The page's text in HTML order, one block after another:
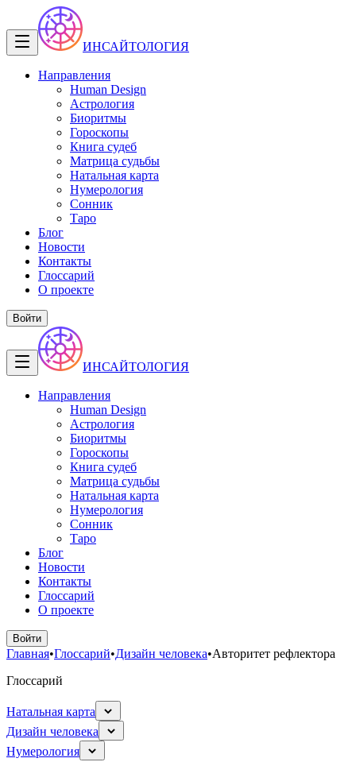
ИНСАЙТОЛОГИЯ
Направления
Human Design
Астрология
Биоритмы
Гороскопы
Книга судеб
Матрица судьбы
Натальная карта
Нумерология
Сонник
Таро
Блог
Новости
Контакты
Глоссарий
О проекте
Войти
ИНСАЙТОЛОГИЯ
Направления
Human Design
Астрология
Биоритмы
Гороскопы
Книга судеб
Матрица судьбы
Натальная карта
Нумерология
Сонник
Таро
Блог
Новости
Контакты
Глоссарий
О проекте
Войти
Главная•Глоссарий•Дизайн человека•Авторитет рефлектора
Глоссарий
Натальная карта
Дизайн человека
Нумерология